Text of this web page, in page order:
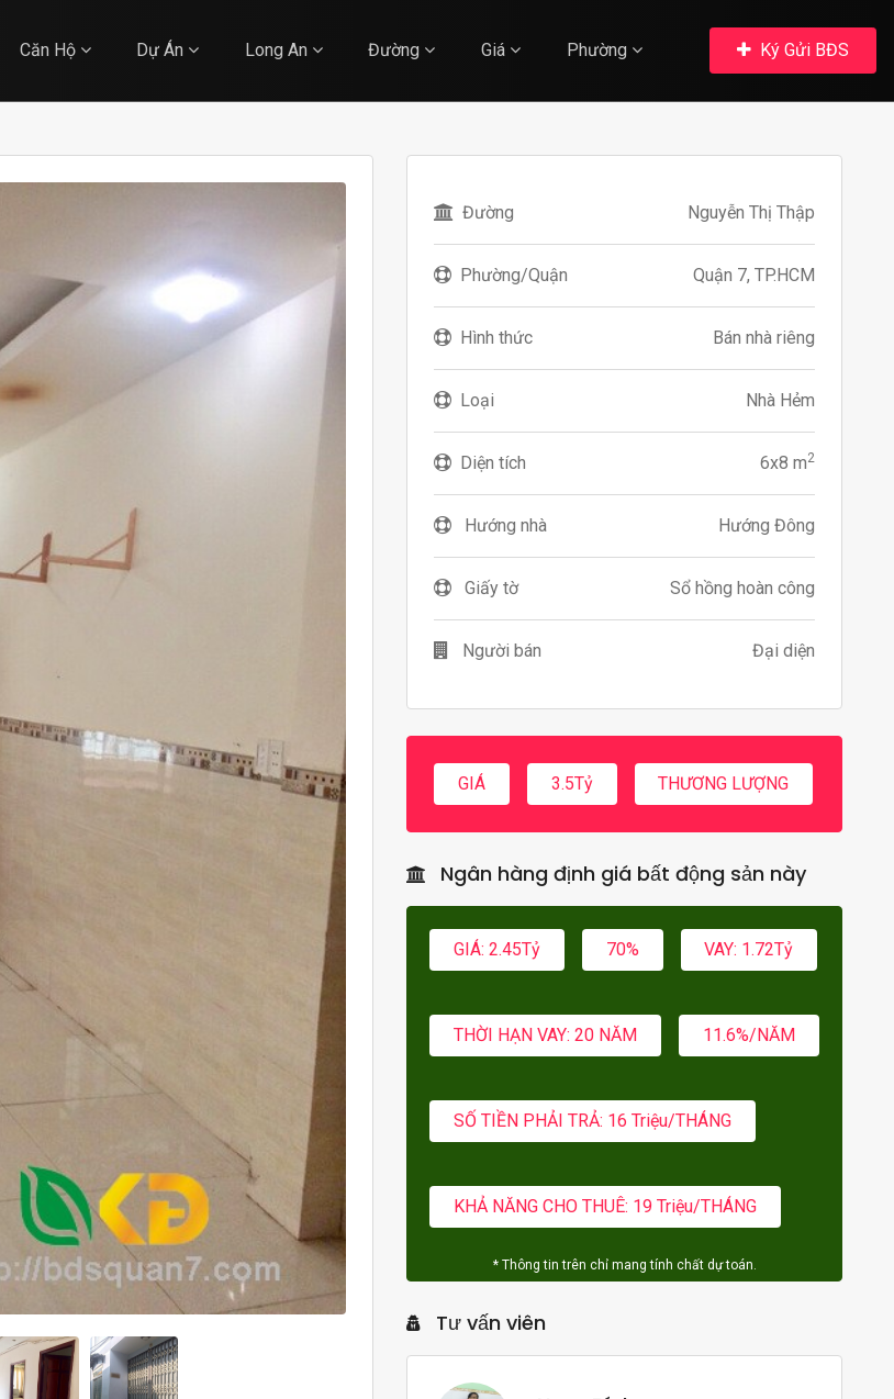
Căn Hộ Dự Án Long An Đường Giá Phường Ký Gửi BĐS
Đường Nguyễn Thị Thập
Phường/Quận Quận 7, TP.HCM
Hình thức Bán nhà riêng
Loại Nhà Hẻm
Diện tích 6x8 m2
Hướng nhà Hướng Đông
Giấy tờ Sổ hồng hoàn công
Người bán Đại diện
GIÁ 3.5Tỷ THƯƠNG LƯỢNG
Ngân hàng định giá bất động sản này
GIÁ: 2.45Tỷ 70% VAY: 1.72Tỷ
THỜI HẠN VAY: 20 NĂM 11.6%/NĂM
SỐ TIỀN PHẢI TRẢ: 16 Triệu/THÁNG
KHẢ NĂNG CHO THUÊ: 19 Triệu/THÁNG
* Thông tin trên chỉ mang tính chất dự toán.
Tư vấn viên